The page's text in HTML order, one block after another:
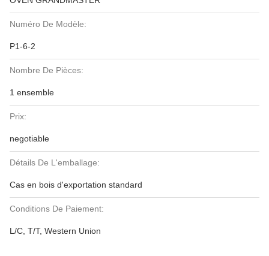
Numéro De Modèle:
P1-6-2
Nombre De Pièces:
1 ensemble
Prix:
negotiable
Détails De L'emballage:
Cas en bois d'exportation standard
Conditions De Paiement:
L/C, T/T, Western Union